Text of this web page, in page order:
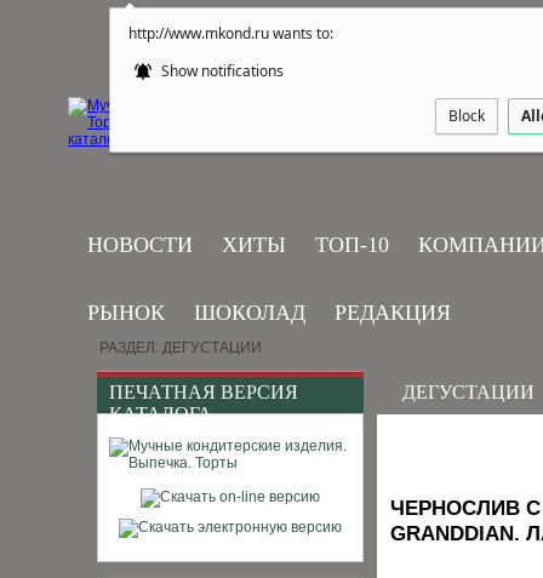
http://www.mkond.ru wants to:
Show notifications
Block
НОВОСТИ ХИТЫ ТОП-10
РЫНОК ШОКОЛАД РЕДАКЦИЯ
ПЕЧАТНАЯ ВЕРСИЯ
КАТАЛОГА
РАЗДЕЛ: ДЕГУСТАЦИИ
ДЕГУСТАЦИИ
ЧЕРНОСЛИВ